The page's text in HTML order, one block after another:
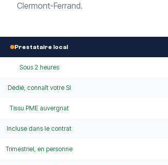
Clermont-Ferrand.
Prestataire local
Sous 2 heures
Dédié, connaît votre SI
Tissu PME auvergnat
Incluse dans le contrat
Trimestriel, en personne